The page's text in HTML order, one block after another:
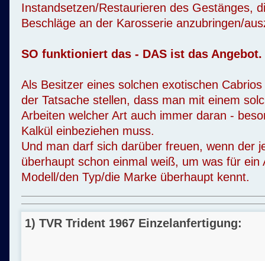
Instandsetzen/Restaurieren des Gestänges,
Beschläge an der Karosserie anzubringen/
SO funktioniert das - DAS ist das Angebot.
Als Besitzer eines solchen exotischen
der Tatsache stellen, dass man mit einem
Arbeiten welcher Art auch immer daran -
Kalkül einbeziehen muss.
Und man darf sich darüber freuen, wenn der
überhaupt schon einmal weiß, um was für
Modell/den Typ/die Marke überhaupt kennt.
1) TVR Trident 1967 Einzelanfertigung: